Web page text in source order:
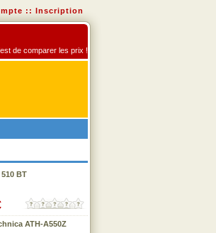
:: Inscription
de comparer les prix !
BT
ATH-A550Z